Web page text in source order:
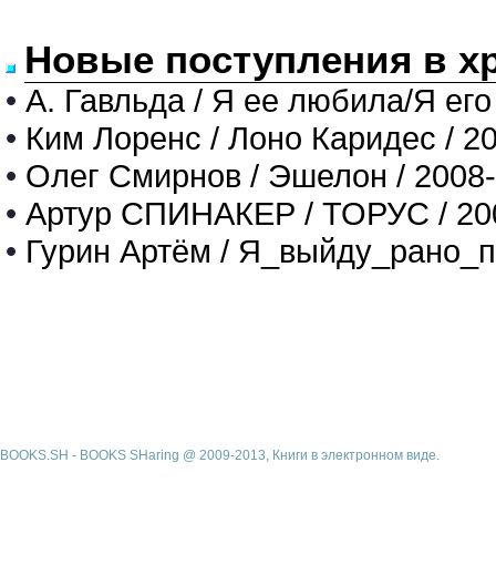
Новые поступления в
• А. Гавльда / Я ее любила/Я
• Ким Лоренс / Лоно Каридес /
• Олег Смирнов / Эшелон /
• Артур СПИНАКЕР / ТОРУС /
• Гурин Артём /
BOOKS.SH - BOOKS SHaring @ 2009-2013, Книги в электронном виде.